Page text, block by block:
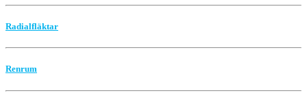
Radialfläktar
Renrum